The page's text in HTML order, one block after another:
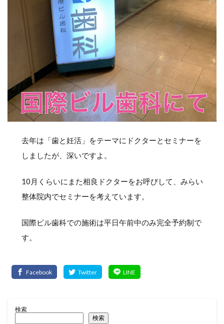
去年は「歯と妊活」をテーマにドクターとセミナーを
しましたが、深いですよ。
10月くらいにまた相良ドクターをお呼びして、みらい
整体院内でセミナーを考えています。
国際ビル歯科での施術は平日午前中のみ完全予約制で
す。
検索
検索